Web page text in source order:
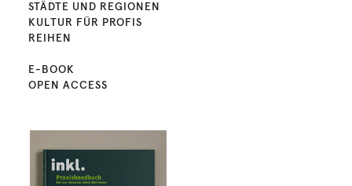
STÄDTE UND REGIONEN
KULTUR FÜR PROFIS
REIHEN
E-BOOK
OPEN ACCESS